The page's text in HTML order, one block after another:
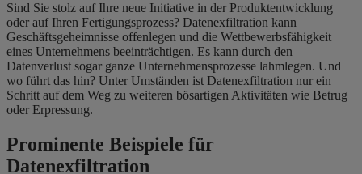
Sind Sie stolz auf Ihre neue Initiative in der Produktentwicklung
oder auf Ihren Fertigungsprozess? Datenexfiltration kann
Geschäftsgeheimnisse offenlegen und die Wettbewerbsfähigkeit
eines Unternehmens beeinträchtigen. Es kann durch den
Datenverlust sogar ganze Unternehmensprozesse lahmlegen. Und
wo führt das hin? Unter Umständen ist Datenexfiltration nur ein
Schritt auf dem Weg zu weiteren bösartigen Aktivitäten wie Betrug
oder Erpressung.
Prominente Beispiele für
Datenexfiltration